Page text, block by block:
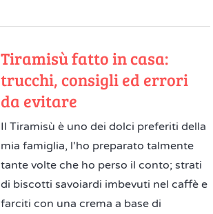
Tiramisù fatto in casa:
trucchi, consigli ed errori
da evitare
Il Tiramisù è uno dei dolci preferiti della
mia famiglia, l'ho preparato talmente
tante volte che ho perso il conto; strati
di biscotti savoiardi imbevuti nel caffè e
farciti con una crema a base di